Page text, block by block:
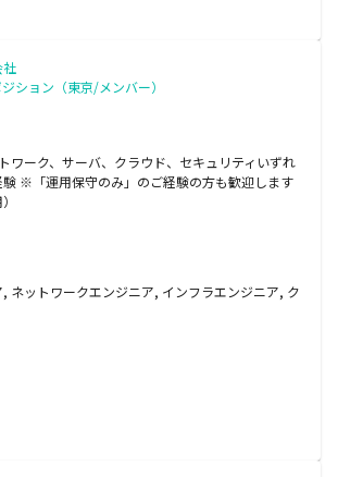
社
ション（東京/メンバー）
ワーク、サーバ、クラウド、セキュリティいずれ
験 ※「運用保守のみ」のご経験の方も歓迎します
ネットワークエンジニア, インフラエンジニア, ク